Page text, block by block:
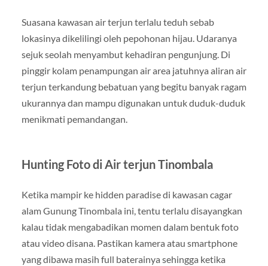
Suasana kawasan air terjun terlalu teduh sebab
lokasinya dikelilingi oleh pepohonan hijau. Udaranya
sejuk seolah menyambut kehadiran pengunjung. Di
pinggir kolam penampungan air area jatuhnya aliran air
terjun terkandung bebatuan yang begitu banyak ragam
ukurannya dan mampu digunakan untuk duduk-duduk
menikmati pemandangan.
Hunting Foto di Air terjun Tinombala
Ketika mampir ke hidden paradise di kawasan cagar
alam Gunung Tinombala ini, tentu terlalu disayangkan
kalau tidak mengabadikan momen dalam bentuk foto
atau video disana. Pastikan kamera atau smartphone
yang dibawa masih full baterainya sehingga ketika